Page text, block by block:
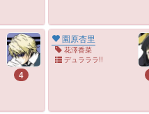
4
園原杏里
花澤香菜
デュラララ!!